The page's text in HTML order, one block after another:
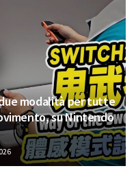
modalità per tutte
su Nintendo